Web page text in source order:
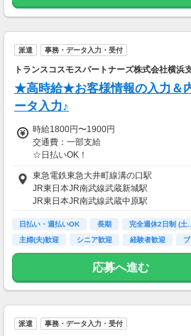
派遣 事務・データ入力・受付
トランスコスモスパートナーズ株式会社横浜
★高時給★お客様情報の入力＆
ータ入力♪
時給1800円〜1900円
交通費：一部支給
☆日払いOK！
・交通費規程あり
東急電鉄東急大井町線溝の口駅
JR東日本JR南武線武蔵新城駅
JR東日本JR南武線武蔵中原駅
日払い・週払いOK 長期 完全週休2日制 (土…
主婦(夫)歓迎
シニア歓迎 経験者歓迎
応募へ進む
派遣 事務・データ入力・受付